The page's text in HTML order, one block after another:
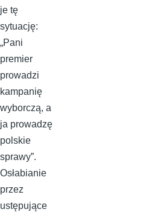
je tę
sytuację:
„Pani
premier
prowadzi
kampanię
wyborczą, a
ja prowadzę
polskie
sprawy”.
Osłabianie
przez
ustępujące